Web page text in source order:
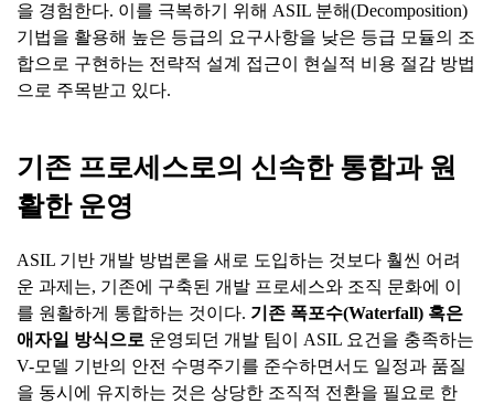
을 경험한다. 이를 극복하기 위해 ASIL 분해(Decomposition)
기법을 활용해 높은 등급의 요구사항을 낮은 등급 모듈의 조
합으로 구현하는 전략적 설계 접근이 현실적 비용 절감 방법
으로 주목받고 있다.
기존 프로세스로의 신속한 통합과 원
활한 운영
ASIL 기반 개발 방법론을 새로 도입하는 것보다 훨씬 어려
운 과제는, 기존에 구축된 개발 프로세스와 조직 문화에 이
를 원활하게 통합하는 것이다. 기존 폭포수(Waterfall) 혹은
애자일 방식으로 운영되던 개발 팀이 ASIL 요건을 충족하는
V-모델 기반의 안전 수명주기를 준수하면서도 일정과 품질
을 동시에 유지하는 것은 상당한 조직적 전환을 필요로 한